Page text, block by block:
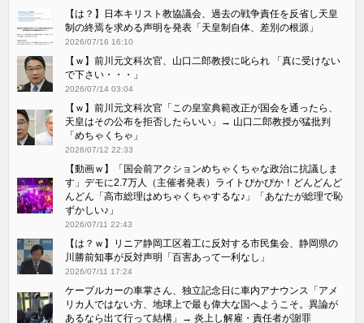
【は？】日本キリスト教協議会、過去の戦争責任を反省し天皇
制の終焉を求める声明を発表「天皇制自体、差別の根源」
2026/07/16 16:10
【ｗ】前川元文科次官、山口二郎教授に叱られ 「真に受けない
で下さい・・・」
2026/07/14 03:04
【ｗ】前川元文科次官「この皇室典範改正が国会を通ったら、
天皇はその公布を拒否したらいい」→ 山口二郎教授が猛批判
「めちゃくちゃ」
2026/07/12 22:33
【動画ｗ】「国会前アクションめちゃくちゃな政治に抗議しま
す」デモに2.7万人（主催者発表）ライトぴかぴか！どんどんど
んどん「高市総理はめちゃくちゃするな♪」「あなたが総理で恥
ずかしい♪」
2026/07/11 22:43
【は？ｗ】リニア静岡工区着工に反対する市民集会、静岡県の
川勝前知事が反対声明「百害あって一利なし」
2026/07/11 17:24
ケーブルカーの車掌さん、独立記念日に車内アナウンス「アメ
リカ人ではない方、地球上で最も偉大な国へようこそ。異論が
あるなら出て行って結構」→ 炎上し解雇・責任者が謝罪